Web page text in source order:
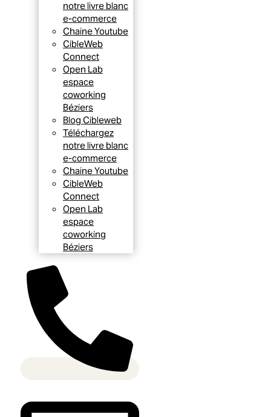
notre livre blanc
e-commerce
Chaine Youtube
CibleWeb
Connect
Open Lab
espace
coworking
Béziers
Blog Cibleweb
Téléchargez
notre livre blanc
e-commerce
Chaine Youtube
CibleWeb
Connect
Open Lab
espace
coworking
Béziers